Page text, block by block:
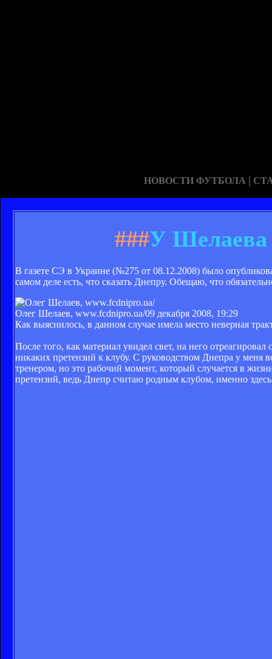
НОВОСТИ ФУТБОЛА |
###У Шелаева
В газете СЭ в Украине (№275 от 08.12.2008) было
самом деле есть, что сказать Днепру. Обещаю, что
Олег Шелаев, www.fcdnipro.ua/09 декабря 2008, 19:29
Как выяснилось, в данном случае имела место неверная
После того, как материал увидел свет, на него
никаких претензий к клубу. С руководством Днепра у
тренером, но это рабочий момент, который случается в
претензий, ведь Днепр считаю родным клубом, именно здесь